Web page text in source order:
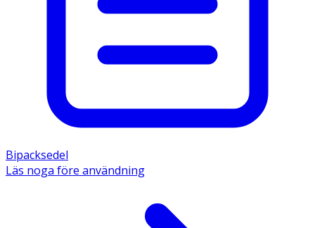
Bipacksedel
Läs noga före användning